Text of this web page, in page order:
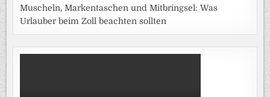
Muscheln, Markentaschen und Mitbringsel: Was
Urlauber beim Zoll beachten sollten